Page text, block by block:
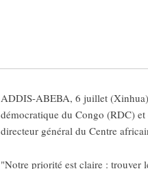
ADDIS-ABEBA, 6 juillet (Xinhua)
démocratique du Congo (RDC)
directeur général du Centre
"Notre priorité est claire : trouver